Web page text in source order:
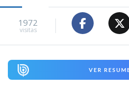
1972
visitas
VER